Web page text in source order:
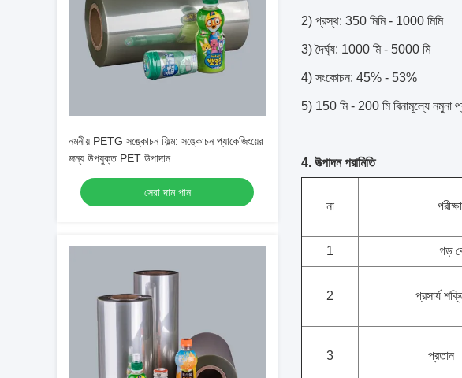
নমনীয় PETG সঙ্কোচন ফিল্ম: সঙ্কোচন প্যাকেজিংয়ের
জন্য উপযুক্ত PET উপাদান
সেরা দাম পান
2) প্রস্থ: 350 মিমি - 1000 মিমি
3) দৈর্ঘ্য: 1000 মি - 5000 মি
4) সংকোচন: 45% - 53%
5) 150 মি - 200 মি বিনামূল্যে নমুনা
4. উত্পাদন পরামিতি
না
1 গড়
2 প্রসার্য
3 প্রতান